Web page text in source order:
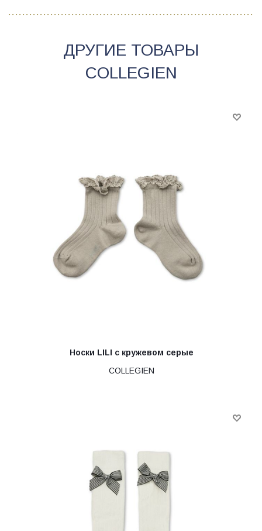
ДРУГИЕ ТОВАРЫ
COLLEGIEN
Носки LILI с кружевом серые
COLLEGIEN